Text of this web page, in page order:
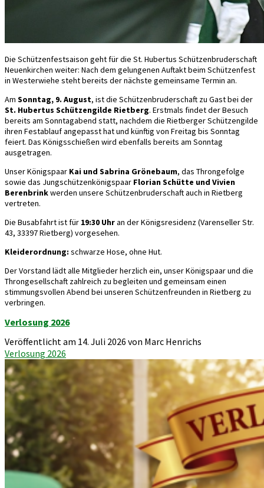
Die Schützenfestsaison geht für die St. Hubertus Schützenbruderschaft
Neuenkirchen weiter: Nach dem gelungenen Auftakt beim Schützenfest
in Westerwiehe steht bereits der nächste gemeinsame Termin an.
Am Sonntag, 9. August, ist die Schützenbruderschaft zu Gast bei der
St. Hubertus Schützengilde Rietberg. Erstmals findet der Besuch
bereits am Sonntagabend statt, nachdem die Rietberger Schützengilde
ihren Festablauf angepasst hat und künftig von Freitag bis Sonntag
feiert. Das Königsschießen wird ebenfalls bereits am Sonntag
ausgetragen.
Unser Königspaar Kai und Sabrina Grönebaum, das Throngefolge
sowie das Jungschützenkönigspaar Florian Schütte und Vivien
Berenbrinkwerden unsere Schützenbruderschaft auch in Rietberg
vertreten.
Die Busabfahrt ist für 19:30 Uhran der Königsresidenz (Varenseller Str.
43, 33397 Rietberg) vorgesehen.
Kleiderordnung: schwarze Hose, ohne Hut.
Der Vorstand lädt alle Mitglieder herzlich ein, unser Königspaar und die
Throngesellschaft zahlreich zu begleiten und gemeinsam einen
stimmungsvollen Abend bei unseren Schützenfreunden in Rietberg zu
verbringen.
Verlosung 2026
Veröffentlicht am 14. Juli 2026 von Marc Henrichs
Verlosung 2026